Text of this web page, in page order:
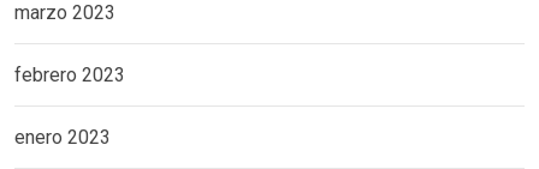
marzo 2023
febrero 2023
enero 2023